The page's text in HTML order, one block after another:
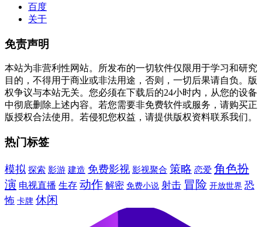
百度
关于
免责声明
本站为非营利性网站。所发布的一切软件仅限用于学习和研究
目的，不得用于商业或非法用途，否则，一切后果请自负。版
权争议与本站无关。您必须在下载后的24小时内，从您的设备
中彻底删除上述内容。若您需要非免费软件或服务，请购买正
版授权合法使用。若侵犯您权益，请提供版权资料联系我们。
热门标签
模拟 探索 影游 建造 免费影视 影视聚合 策略 恋爱 角色扮
演 电视直播 生存 动作 解密 免费小说 射击 冒险 开放世界 恐
怖 卡牌 休闲